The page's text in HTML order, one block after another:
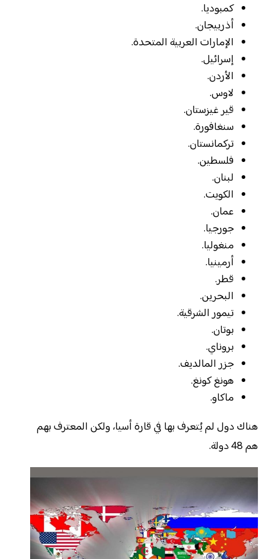
كمبوديا.
أذربيجان.
الإمارات العربية المتحدة.
إسرائيل.
الأردن.
لاوس.
قير غيزستان.
سنغافورة.
تركمانستان.
فلسطين.
لبنان.
الكويت.
عمان.
جورجيا.
منغوليا.
أرمينيا.
قطر.
البحرين.
تيمور الشرقية.
بوتان.
بروناي.
جزر المالديف.
هونغ كونغ.
ماكاو.
هناك دول لم يُتعرف بها في قارة أسيا، ولكن المعترف بهم
هم 48 دولة.